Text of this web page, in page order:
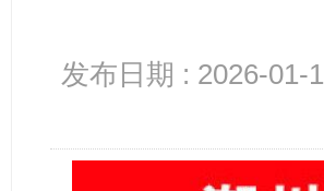
发布日期 : 2026-01-